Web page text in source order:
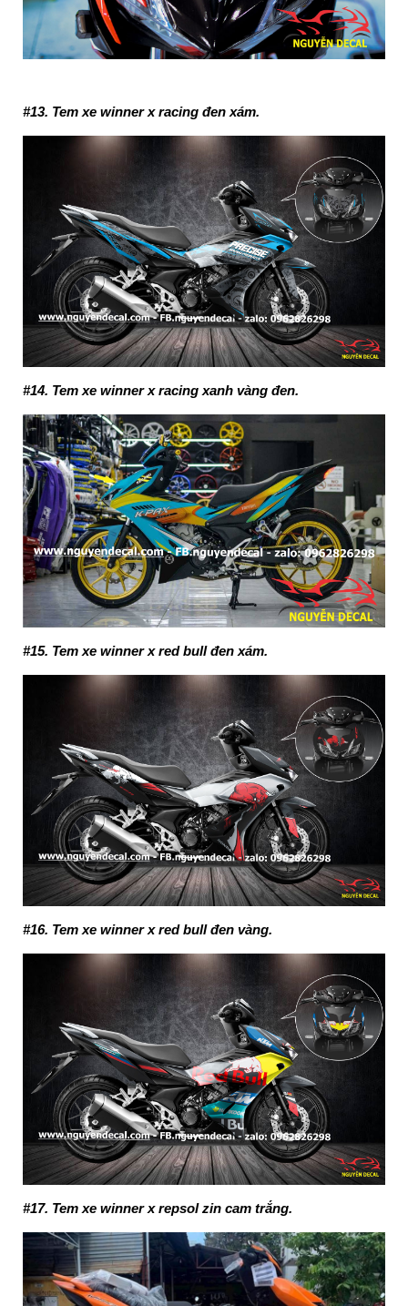
#13. Tem xe winner x racing đen xám.
#14. Tem xe winner x racing xanh vàng đen.
#15. Tem xe winner x red bull đen xám.
#16. Tem xe winner x red bull đen vàng.
#17. Tem xe winner x repsol zin cam trắng.